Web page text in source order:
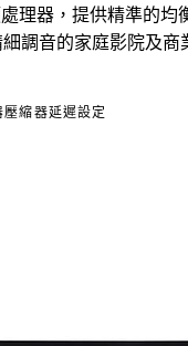
理器，提供精準的均
調音的家庭影院及商
壓縮器延遲設定